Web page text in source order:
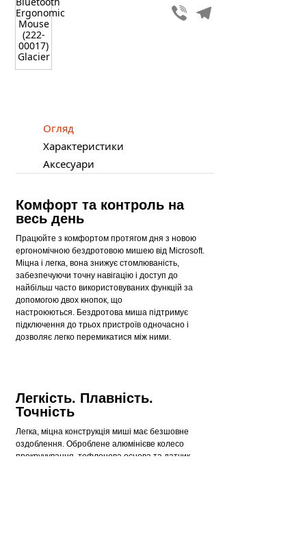
Viber
Огляд
Характеристики
Аксесуари
Комфорт та контроль на
весь день
Працюйте з комфортом протягом дня з новою
ергономічною бездротовою мишею від Microsoft.
Міцна і легка, вона знижує стомлюваність,
забезпечуючи точну навігацію і доступ до
найбільш часто використовуваних функцій за
допомогою двох кнопок, що
настроюються. Бездротова миша підтримує
підключення до трьох пристроїв одночасно і
дозволяє легко перемикатися між ними.
Легкість. Плавність.
Точність
Легка, міцна конструкція миші має безшовне
оздоблення. Оброблене алюмінієве колесо
прокручування, тефлонова основа та датчик